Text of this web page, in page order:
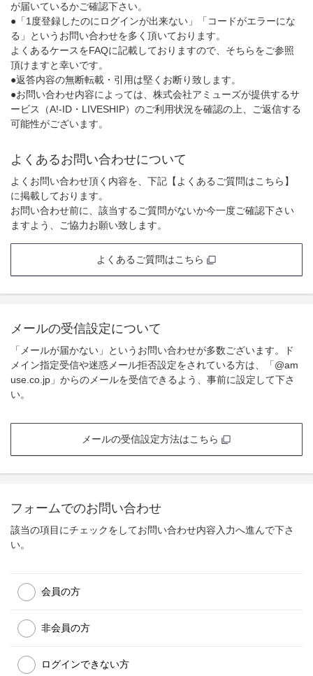
が届いているかご確認下さい。
●「1度登録したのにログインが出来ない」「コードがエラーにな
る」というお問い合わせを多く頂いております。
よくあるケースをFAQに記載しておりますので、そちらをご参照
頂けますと幸いです。
●返答内容の無断転載・引用は堅くお断り致します。
●お問い合わせ内容によっては、株式会社アミューズが提供するサ
ービス（A!-ID・LIVESHIP）のご利用状況を確認の上、ご返信する
可能性がございます。
よくあるお問い合わせについて
よくお問い合わせ頂く内容を、下記【よくあるご質問はこちら】
に掲載しております。
お問い合わせ前に、該当するご質問がないか今一度ご確認下さい
ますよう、ご協力お願い致します。
よくあるご質問はこちら
メールの受信設定について
「メールが届かない」というお問い合わせが多数ございます。ド
メイン指定受信や迷惑メール拒否設定をされている方は、「@am
use.co.jp」からのメールを受信できるよう、事前に設定して下さ
い。
メールの受信設定方法はこちら
フォームでのお問い合わせ
該当の項目にチェックをしてお問い合わせ内容入力へ進んで下さ
い。
会員の方
非会員の方
ログインできない方